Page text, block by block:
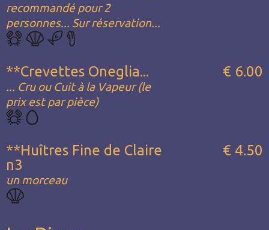
recommandé pour 2
personnes... Sur réservation...
**Crevettes Oneglia...
... Cru ou Cuit à la Vapeur (le
prix est par pièce)
€ 6.00
**Huîtres Fine de Claire
n3
un morceau
€ 4.50